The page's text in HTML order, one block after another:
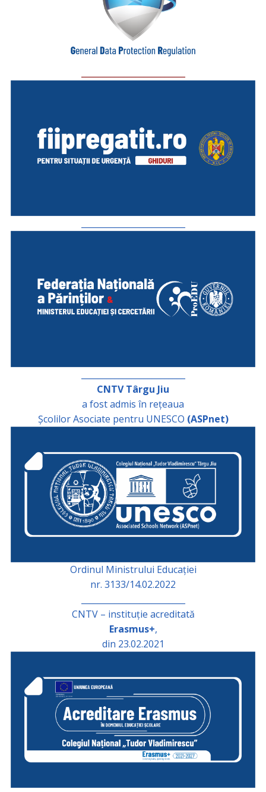
CNTV Târgu Jiu
a fost admis în rețeaua
Școlilor Asociate pentru UNESCO (ASPnet)
Ordinul Ministrului Educației
nr. 3133/14.02.2022
CNTV – instituție acreditată
Erasmus+,
din 23.02.2021